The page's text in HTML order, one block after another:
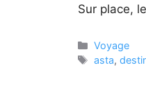
Sur place,
Catégories
Voyage
Étiquettes
asta,